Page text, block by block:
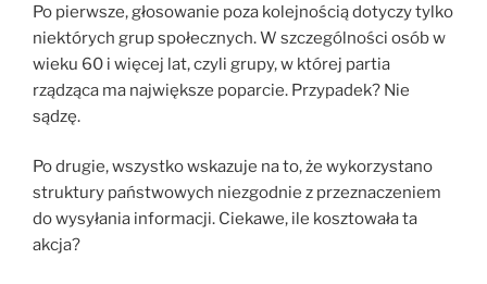
Po pierwsze, głosowanie poza kolejnością dotyczy tylko
niektórych grup społecznych. W szczególności osób w
wieku 60 i więcej lat, czyli grupy, w której partia
rządząca ma największe poparcie. Przypadek? Nie
sądzę.
Po drugie, wszystko wskazuje na to, że wykorzystano
struktury państwowych niezgodnie z przeznaczeniem
do wysyłania informacji. Ciekawe, ile kosztowała ta
akcja?